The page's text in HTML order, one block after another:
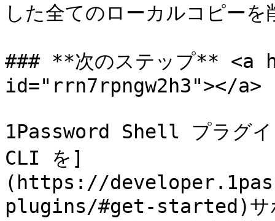
した全てのローカルコピーを
### **次のステップ** <a
id="rrn7rpngw2h3"></a>
1Password Shell プラグイ
CLI を]
(https://
plugins/#get-started)サポ